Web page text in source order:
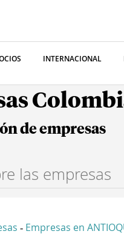
INTERNACIONAL
de empresas
- Empresas en